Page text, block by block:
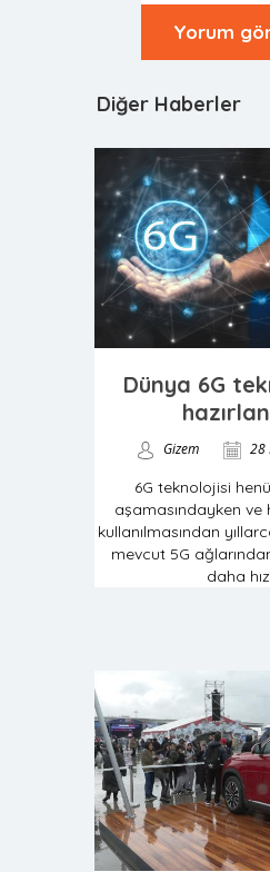
Diğer Haberler
Dünya 6G
Gizem 28
6G teknolojisi
aşamasındayken ve
kullanılmasından
mevcut 5G
daha